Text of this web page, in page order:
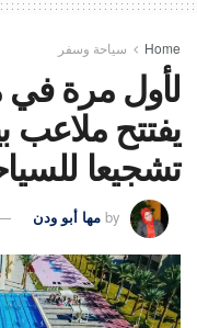
Home سياحة وسفر
لأول مرة
يفتتح ملاعب
تشجيعا
by مها أبو ودن